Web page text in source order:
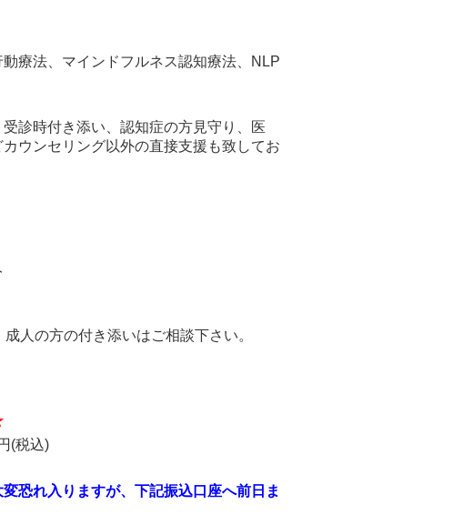
療法、マインドフルネス認知療法、NLP
診時付き添い、認知症の方見守り、医
ウンセリング以外の直接支援も致してお
人の方の付き添いはご相談下さい。
(税込)
恐れ入りますが、下記振込口座へ前日ま